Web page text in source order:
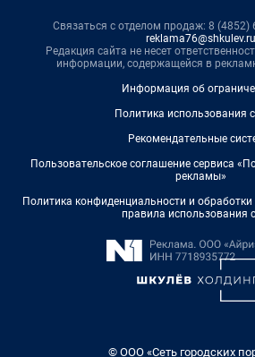
Связаться с отделом продаж: 8 (4852)
reklama76@shkulev.ru
Редакция сайта не несет
информации, содержащейся в
Информация об
Политика использования
Рекомендательные
Пользовательское соглашение сервиса
рекламы»
Политика конфиденциальности и
правила использования
© ООО «Сеть городских